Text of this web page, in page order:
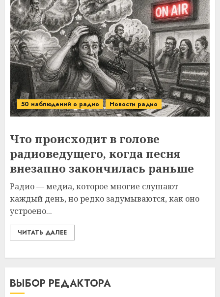
50 наблюдений о радио Новости радио
Что происходит в голове
радиоведущего, когда песня
внезапно закончилась раньше
Радио — медиа, которое многие слушают
каждый день, но редко задумываются, как оно
устроено...
ЧИТАТЬ ДАЛЕЕ
ВЫБОР РЕДАКТОРА